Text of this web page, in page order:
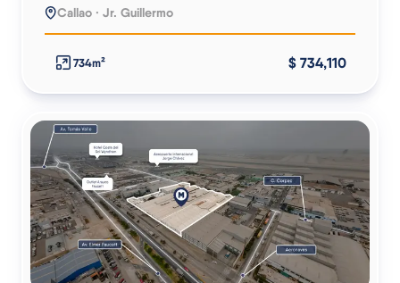
Callao · Jr. Guillermo
734m² $ 734,110